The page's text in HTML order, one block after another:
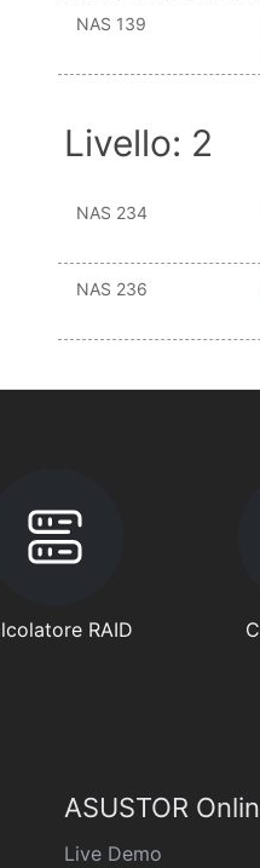
NAS 139
Livello: 2
NAS 234
NAS 236
RAID
ASUSTOR
Live Demo